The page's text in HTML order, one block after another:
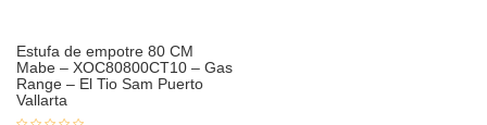
Estufa de empotre 80 CM
Mabe – XOC80800CT10 – Gas
Range – El Tio Sam Puerto
Vallarta